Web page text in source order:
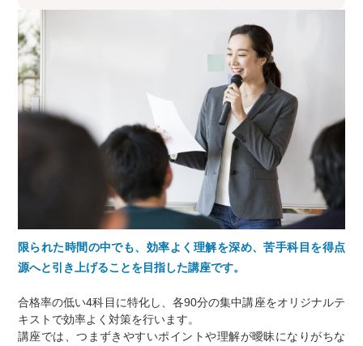
限られた時間の中でも、効率よく理解を深め、苦手科目を得点
源へと引き上げることを目指した講座です。
合格率の低い4科目に特化し、各90分の集中講座をオリジナルテ
キストで効率よく対策を行います。
講座では、つまずきやすいポイントや理解が曖昧になりがちな